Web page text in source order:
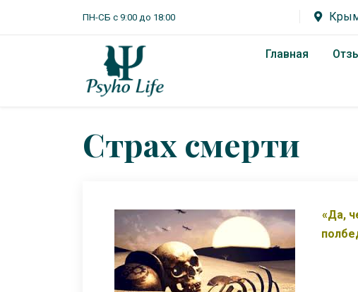
ПН-СБ с 9:00 до 18:00
Главная
Страх смерти
«Да,